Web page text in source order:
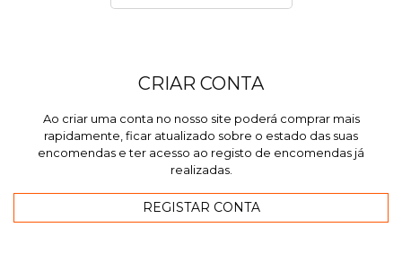
CRIAR CONTA
Ao criar uma conta no nosso site poderá comprar mais
rapidamente, ficar atualizado sobre o estado das suas
encomendas e ter acesso ao registo de encomendas já
realizadas.